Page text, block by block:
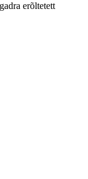
erõltetett